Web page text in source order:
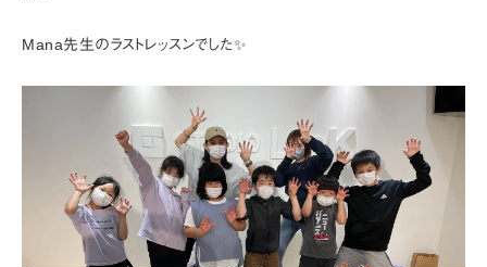
Mana先生のラストレッスンでした✨